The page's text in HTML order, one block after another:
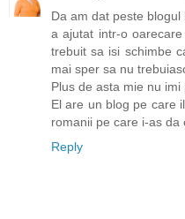
Da am dat peste
a ajutat intr-o
trebuit sa isi schimbe
mai sper sa nu
Plus de asta mie nu
El are un blog pe care
romanii pe care i-as da
Reply